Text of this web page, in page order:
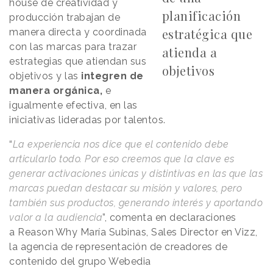
planificación
estratégica que
atienda a
objetivos
house de creatividad y
producción trabajan de
manera directa y coordinada
con las marcas para trazar
estrategias que atiendan sus
objetivos y las integren de
manera orgánica, e
igualmente efectiva, en las
iniciativas lideradas por talentos.
“La experiencia nos dice que el contenido debe
articularlo todo. Por eso creemos que la clave es
generar activaciones únicas y distintivas en las que las
marcas puedan destacar su misión y valores, pero
también sus productos, generando interés y aportando
valor a la audiencia”, comenta en declaraciones
a Reason Why María Subinas, Sales Director en Vizz,
la agencia de representación de creadores de
contenido del grupo Webedia